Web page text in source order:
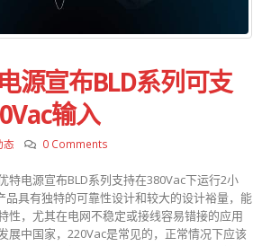
源宣布BLD系列可支
输入
态 0 Comments
特电源宣布BLD系列支持在380Vac下运行2小
品具有独特的可靠性设计和较大的设计裕量，能
性，尤其在电网不稳定或接线容易错接的应用
展中国家，220Vac是常见的，正常情况下应该